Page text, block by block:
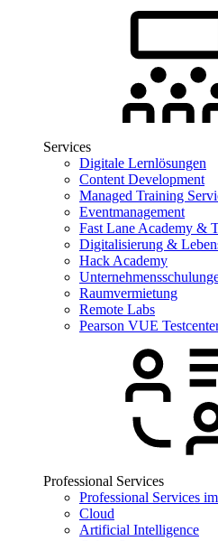
Services
Digitale Lernlösungen
Content Development
Managed Training
Eventmanagement
Fast Lane Academy &
Digitalisierung &
Hack Academy
Raumvermietung
Remote Labs
Pearson VUE
Professional Services
Professional Services
Cloud
Artificial Intelligence